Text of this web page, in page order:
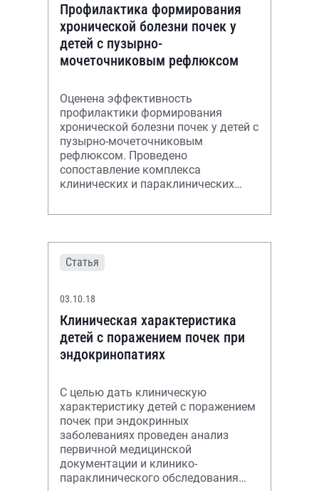
Профилактика формирования
хронической болезни почек у
детей с пузырно-
мочеточниковым рефлюксом
Оценена эффективность
профилактики формирования
хронической болезни почек у детей с
пузырно-мочеточниковым
рефлюксом. Проведено
сопоставление комплекса
клинических и параклинических
года до 17 лет с пузырно-
Статья
03.10.18
Клиническая характеристика
детей с поражением почек при
эндокринопатиях
С целью дать клиническую
характеристику детей с поражением
почек при эндокринных
заболеваниях проведен анализ
первичной медицинской
документации и клинико-
параклинического обследования